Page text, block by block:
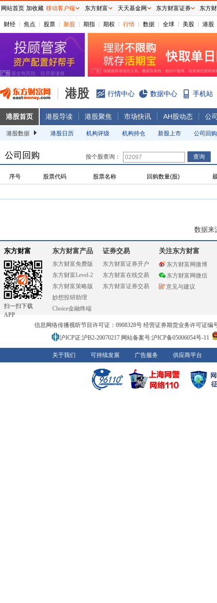
财经 焦点 股票 新股 期指 期权 行情 数据 全球 美股 港股
港股 行情中心 数据中心 手机站
港股首页 港股导读 港股聚焦 市场快讯 AH股动态 公
港股数据 港股日历 机构评级 机构持仓 新股上市 公司回购
公司回购 按个股查询：
序号 股票代码 股票名称 回购数量(股)
数据来
东方财富
扫一扫下载
APP
东方财富产品
东方财富免费版
东方财富Level-2
东方财富策略版
妙想投研助理
Choice金融终端
证券交易
东方财富证券开户
东方财富在线交易
东方财富证券交易
关注东方财富
东方财富网微博
东方财富网微信
意见与建议
信息网络传播视听节目许可证：0908328号 经营证券期货业务许可证编
沪ICP证:沪B2-20070217 网站备案号:沪ICP备05006054号-11
关于我们 可持续发展 广告服务 供应商平台
网站首页 加收藏 移动客户端 东方财富 天天基金网 东方财富证券 东方